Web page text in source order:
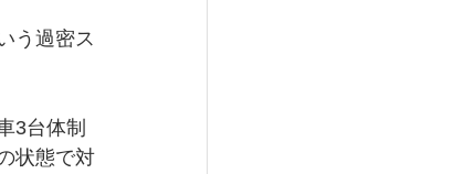
う過密ス
3台体制
状態で対